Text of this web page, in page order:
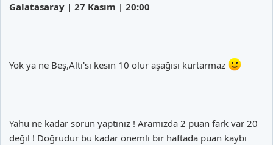
Galatasaray | 27 Kasım | 20:00
Yok ya ne Beş,Altı'sı kesin 10 olur aşağısı kurtarmaz
Yahu ne kadar sorun yaptınız ! Aramızda 2 puan fark var 20
değil ! Doğrudur bu kadar önemli bir haftada puan kaybı